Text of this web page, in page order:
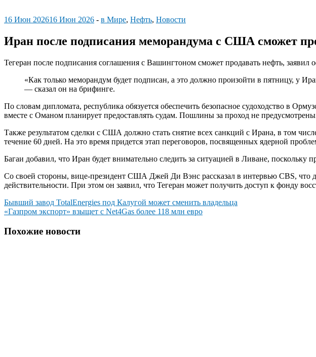
16 Июн 202616 Июн 2026 - в Мире, Нефть, Новости
Иран после подписания меморандума с США сможет
Тегеран после подписания соглашения с Вашингтоном сможет продавать нефть,
«Как только меморандум будет подписан, а это должно произойти в пятницу, у
— сказал он на брифинге.
По словам дипломата, республика обязуется обеспечить безопасное судоходство в
вместе с Оманом планирует предоставлять судам. Пошлины за проход не
Также результатом сделки с США должно стать снятие всех санкций с Ирана, в том
течение 60 дней. На это время придется этап переговоров, посвященных ядерной
Багаи добавил, что Иран будет внимательно следить за ситуацией в Ливане, поскольку
Со своей стороны, вице-президент США Джей Ди Вэнс рассказал в интервью CBS, что
действительности. При этом он заявил, что Тегеран может получить доступ к фонду
Навигация
по
записям
Бывший завод TotalEnergies под Калугой может сменить владельца
«Газпром экспорт» взыщет с Net4Gas более 118 млн евро
Похожие новости